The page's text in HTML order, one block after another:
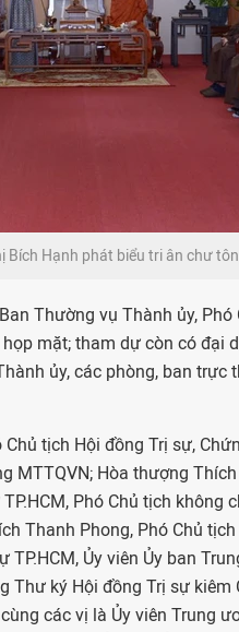
Bích Hạnh phát biểu tri ân chư
Thường vụ Thành ủy,
mặt; tham dự còn có đại
ủy, các phòng, ban trực
tịch Hội đồng Trị sự,
MTTQVN; Hòa thượng
Phó Chủ tịch không
Thanh Phong, Phó Chủ
Ủy viên Ủy ban
Thư ký Hội đồng Trị sự kiêm
các vị là Ủy viên Trung